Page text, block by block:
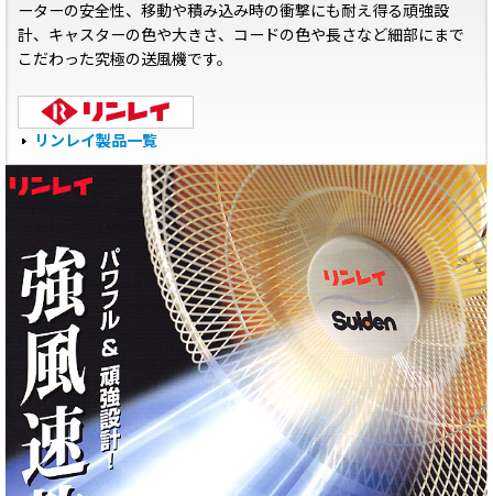
ーターの安全性、移動や積み込み時の衝撃にも耐え得る頑強設
計、キャスターの色や大きさ、コードの色や長さなど細部にまで
こだわった究極の送風機です。
リンレイ製品一覧